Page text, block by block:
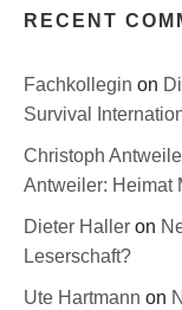
RECENT
Fachkollegin on
Survival
Christoph
Antweiler: Heimat
Dieter Haller on
Leserschaft?
Ute Hartmann on